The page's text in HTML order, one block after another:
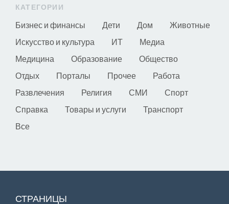
КАТЕГОРИИ
Бизнес и финансы Дети Дом
Животные
Искусство и культура
ИТ
Медиа
Медицина
Образование
Общество
Отдых
Порталы Прочее
Работа
Развлечения
Религия СМИ
Спорт
Справка
Товары и услуги
Транспорт
Все
СТРАНИЦЫ